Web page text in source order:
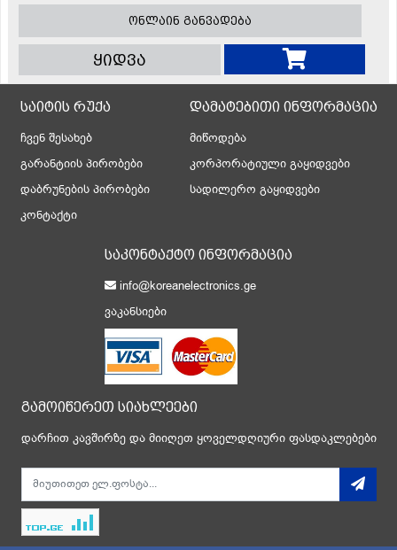
ონლაინ განვადება
ყიდვა
საიტის რუქა
ჩვენ შესახებ
გარანტიის პირობები
დაბრუნების პირობები
კონტაქტი
დამატებითი ინფორმაცია
მიწოდება
კორპორატიული გაყიდვები
სადილერო გაყიდვები
საკონტაქტო ინფორმაცია
info@koreanelectronics.ge
ვაკანსიები
გამოიწერეთ სიახლეები
დარჩით კავშირზე და მიიღეთ ყოველდღიური ფასდაკლებები